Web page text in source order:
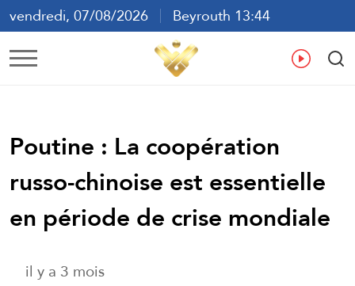
vendredi, 07/08/2026
Beyrouth 13:44
ع
Poutine : La coopération
russo-chinoise est essentielle
en période de crise mondiale
il y a 3 mois